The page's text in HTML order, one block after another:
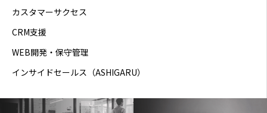
カスタマーサクセス
CRM支援
WEB開発・保守管理
インサイドセールス（ASHIGARU）